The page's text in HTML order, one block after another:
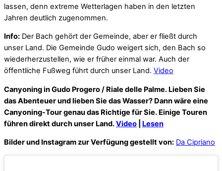
lassen, denn extreme Wetterlagen haben in den letzten
Jahren deutlich zugenommen.
Info: Der Bach gehört der Gemeinde, aber er fließt durch
unser Land. Die Gemeinde Gudo weigert sich, den Bach so
wiederherzustellen, wie er früher einmal war. Auch der
öffentliche Fußweg führt durch unser Land. Video
Canyoning in Gudo Progero / Riale delle Palme. Lieben Sie
das Abenteuer und lieben Sie das Wasser? Dann wäre eine
Canyoning-Tour genau das Richtige für Sie. Einige Touren
führen direkt durch unser Land.Video Lesen
Bilder und Instagram zur Verfügung gestellt von: Da Cipriano